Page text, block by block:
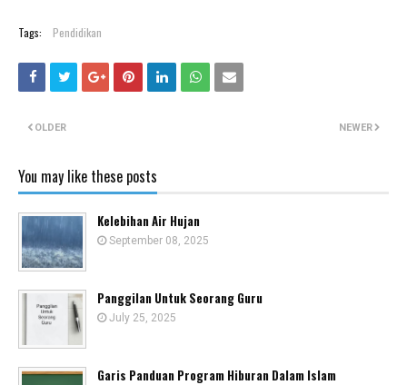
Tags: Pendidikan
NEWER
OLDER
You may like these posts
Kelebihan Air Hujan
September 08, 2025
Panggilan Untuk Seorang Guru
July 25, 2025
Garis Panduan Program Hiburan Dalam Islam